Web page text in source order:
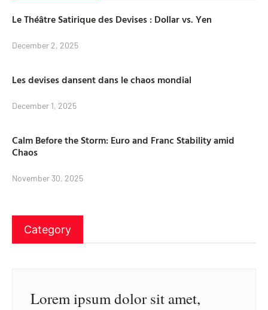
Le Théâtre Satirique des Devises : Dollar vs. Yen
December 2, 2025
Les devises dansent dans le chaos mondial
December 1, 2025
Calm Before the Storm: Euro and Franc Stability amid
Chaos
November 30, 2025
Category
Lorem ipsum dolor sit amet,